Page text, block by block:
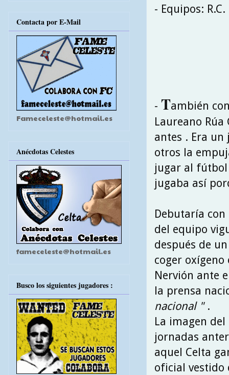
- Equipos:
- También
Laureano
antes . Era
otros la
jugar al fútbol
jugaba así
Debutaría
del equipo
después de
coger
Nervión ante
la prensa
nacional ".
La imagen
jornadas
aquel Celta
oficial vestido
Contacta por E-Mail
Fameceleste@hotmail.es
Anécdotas Celestes
fameceleste@hotmail.es
Busco los siguientes jugadores :